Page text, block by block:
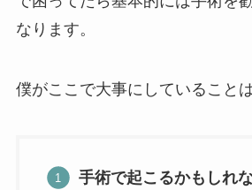
なります。
僕がここで大事にしていることは
手術で起こるかもしれ